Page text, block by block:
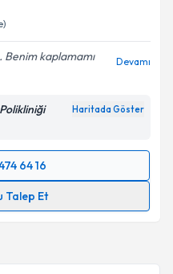
kaplamamı
Devamı
Haritada Göster
64 16
Talep Et